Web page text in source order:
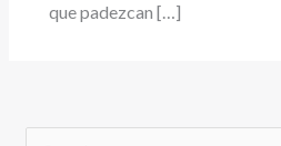
que padezcan […]